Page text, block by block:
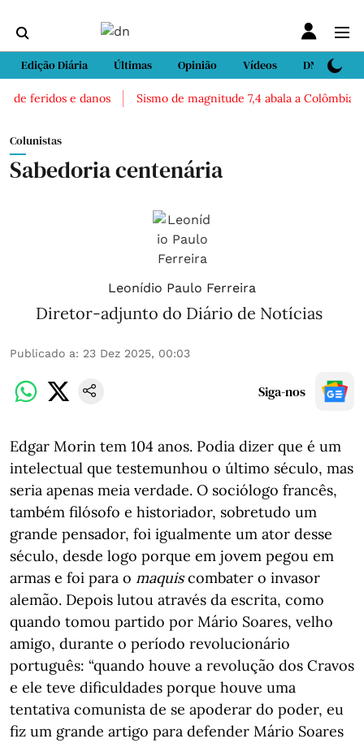
Edição Diária Últimas Opinião Vídeos DN Sport
feridos e danos Sismo de magnitude 7,4 abala a Colômbia.
Colunistas
Sabedoria centenária
Leonídio Paulo Ferreira
Diretor-adjunto do Diário de Notícias
Publicado a: 23 Dez 2025, 00:03
Siga-nos
Edgar Morin tem 104 anos. Podia dizer que é um
intelectual que testemunhou o último século, mas
seria apenas meia verdade. O sociólogo francês,
também filósofo e historiador, sobretudo um
grande pensador, foi igualmente um ator desse
século, desde logo porque em jovem pegou em
armas e foi para o maquiscombater o invasor
alemão. Depois lutou através da escrita, como
quando tomou partido por Mário Soares, velho
amigo, durante o período revolucionário
português: “quando houve a revolução dos Cravos
e ele teve dificuldades porque houve uma
tentativa comunista de se apoderar do poder, eu
fiz um grande artigo para defender Mário Soares